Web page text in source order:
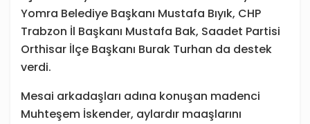
Yomra Belediye Başkanı Mustafa Bıyık, CHP
Trabzon İl Başkanı Mustafa Bak, Saadet Partisi
Orthisar İlçe Başkanı Burak Turhan da destek
verdi.
Mesai arkadaşları adına konuşan madenci
Muhteşem İskender, aylardır maaşlarını